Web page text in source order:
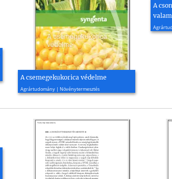
A csemegekukorica védelme
Agrártudomány | Növénytermesztés
2014, 7 oldal
A